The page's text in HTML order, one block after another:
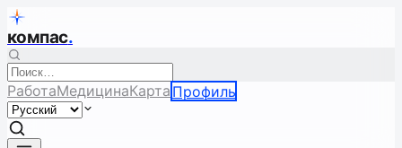
компас.
РаботаМедицинаКарта Профиль